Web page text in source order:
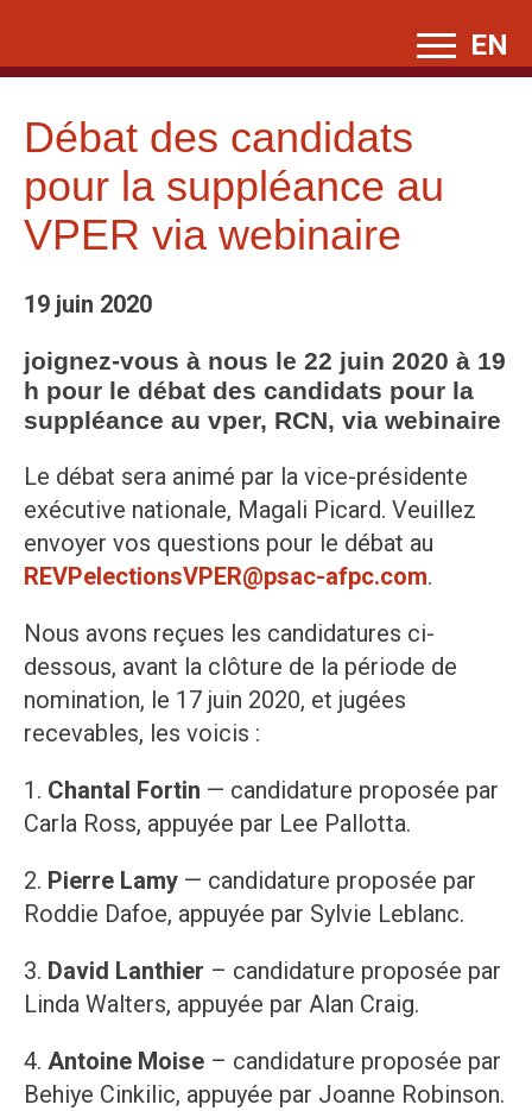
content
EN
Débat des candidats
pour la suppléance au
VPER via webinaire
19 juin 2020
joignez-vous à nous le 22 juin 2020 à 19
h pour le débat des candidats pour la
suppléance au vper, RCN, via webinaire
Le débat sera animé par la vice-présidente
exécutive nationale, Magali Picard. Veuillez
envoyer vos questions pour le débat au
REVPelectionsVPER@psac-afpc.com.
Nous avons reçues les candidatures ci-
dessous, avant la clôture de la période de
nomination, le 17 juin 2020, et jugées
recevables, les voicis :
1. Chantal Fortin — candidature proposée par
Carla Ross, appuyée par Lee Pallotta.
2. Pierre Lamy — candidature proposée par
Roddie Dafoe, appuyée par Sylvie Leblanc.
3. David Lanthier – candidature proposée par
Linda Walters, appuyée par Alan Craig.
4. Antoine Moise – candidature proposée par
Behiye Cinkilic, appuyée par Joanne Robinson.